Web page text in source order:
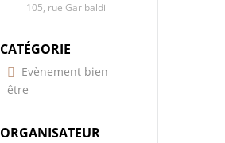
105, rue Garibaldi
CATÉGORIE
Evènement bien
être
ORGANISATEUR